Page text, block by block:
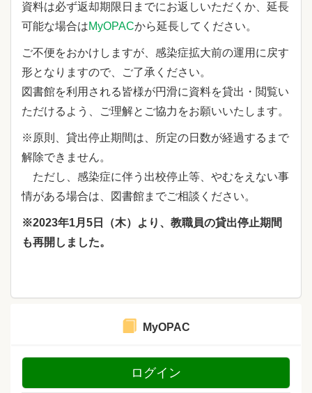
資料は必ず返却期限日までにお返しいただくか、延長
可能な場合はMyOPACから延長してください。
ご不便をおかけしますが、感染症拡大前の運用に戻す
形となりますので、ご了承ください。
図書館を利用される皆様が円滑に資料を貸出・閲覧い
ただけるよう、ご理解とご協力をお願いいたします。
※原則、貸出停止期間は、所定の日数が経過するまで
解除できません。
ただし、感染症に伴う出校停止等、やむをえない事
情がある場合は、図書館までご相談ください。
※2023年1月5日（木）より、教職員の貸出停止期間
も再開しました。
MyOPAC
ログイン